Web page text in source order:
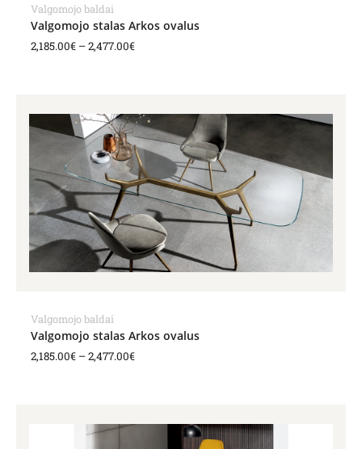
Valgomojo baldai
Valgomojo stalas Arkos ovalus
2,185.00€ –2,477.00€
Valgomojo baldai
Valgomojo stalas Arkos ovalus
2,185.00€ –2,477.00€
range:
2,185.00€
through
2,477.00€
range: